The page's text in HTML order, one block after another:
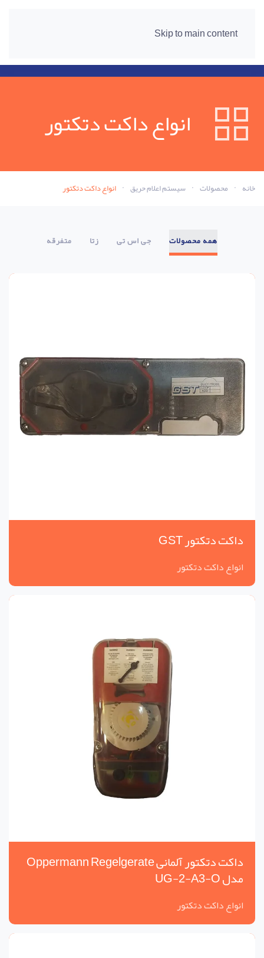
Skip to main content
انواع داکت دتکتور
خانه محصولات سیستم اعلام حریق انواع داکت دتکتور
همه محصولات جی اس تی زتا متفرقه
داکت دتکتور GST
انواع داکت دتکتور
داکت دتکتور آلمانی Oppermann Regelgerate
مدل UG-2-A3-O
انواع داکت دتکتور